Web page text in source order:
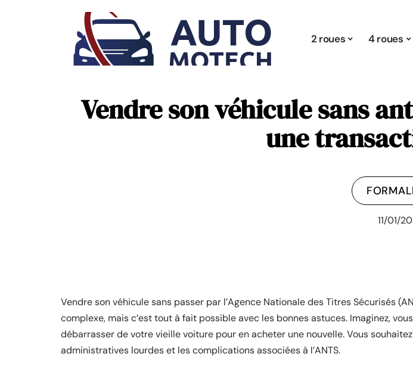
2 roues 4 roues
Vendre son véhicule sans
une
11/01/
Vendre son véhicule sans passer par l’Agence Nationale des Titres Sécurisés
complexe, mais c’est tout à fait possible avec les bonnes astuces. Imaginez,
débarrasser de votre vieille voiture pour en acheter une nouvelle. Vous
administratives lourdes et les complications associées à l’ANTS.